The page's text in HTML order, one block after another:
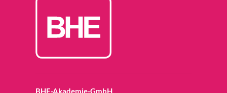
BHE-Akademie-GmbH